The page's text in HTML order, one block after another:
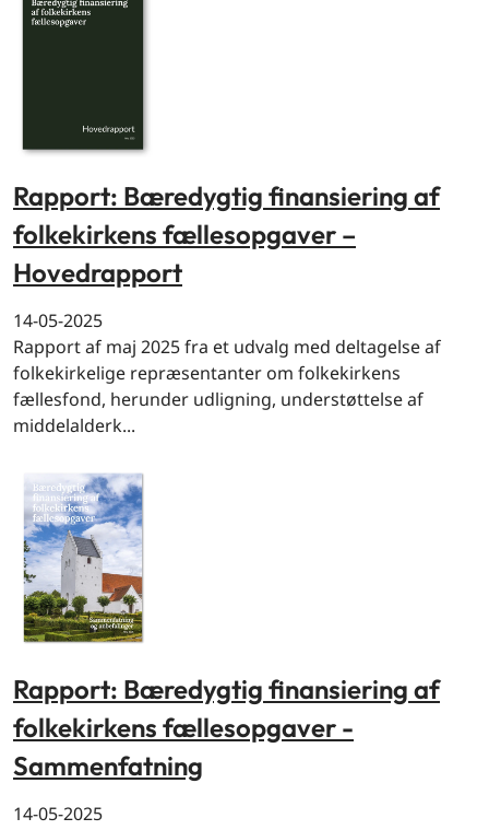
Rapport: Bæredygtig finansiering af
folkekirkens fællesopgaver –
Hovedrapport
14-05-2025
Rapport af maj 2025 fra et udvalg med deltagelse af
folkekirkelige repræsentanter om folkekirkens
fællesfond, herunder udligning, understøttelse af
middelalderk...
Rapport: Bæredygtig finansiering af
folkekirkens fællesopgaver -
Sammenfatning
14-05-2025